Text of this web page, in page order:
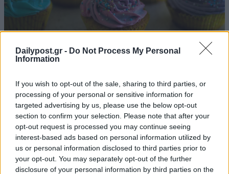
Dailypost.gr - Do Not Process My Personal
Information
If you wish to opt-out of the sale, sharing to third parties, or
processing of your personal or sensitive information for
targeted advertising by us, please use the below opt-out
section to confirm your selection. Please note that after your
opt-out request is processed you may continue seeing
interest-based ads based on personal information utilized by
us or personal information disclosed to third parties prior to
your opt-out. You may separately opt-out of the further
disclosure of your personal information by third parties on the